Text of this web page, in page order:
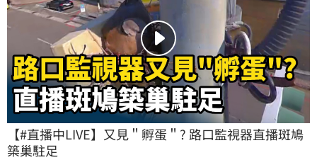
【#直播中LIVE】又見＂孵蛋＂? 路口監視器直播斑鳩
築巢駐足